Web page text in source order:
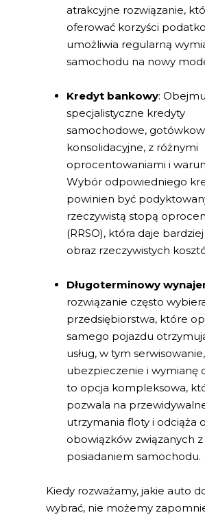
atrakcyjne rozwiązanie,
oferować korzyści
umożliwia regularną
samochodu na nowy
Kredyt bankowy:
specjalistyczne kredyty
samochodowe,
konsolidacyjne, z różnymi
oprocentowaniami i
Wybór odpowiedniego
powinien być
rzeczywistą stopą
(RRSO), która daje
obraz rzeczywistych
Długoterminowy
rozwiązanie często
przedsiębiorstwa, które
samego pojazdu
usług, w tym serwisowanie,
ubezpieczenie i wymianę
to opcja kompleksowa,
pozwala na
utrzymania floty i odciąża
obowiązków związanych z
posiadaniem samochodu.
Kiedy rozważamy, jakie auto
wybrać, nie możemy